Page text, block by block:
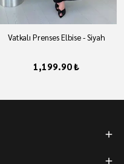
Vatkalı Prenses Elbise - Siyah
1,199.90 ₺